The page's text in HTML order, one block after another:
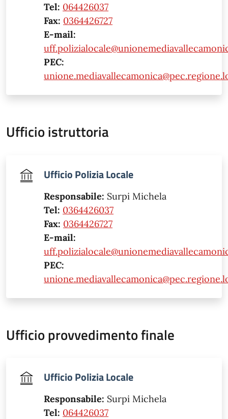
Tel: 064426037
Fax: 0364426727
E-mail:
PEC:
Ufficio istruttoria
Ufficio Polizia Locale
Responsabile: Surpi Michela
Tel: 0364426037
Fax: 0364426727
E-mail:
PEC:
Ufficio provvedimento finale
Ufficio Polizia Locale
Responsabile: Surpi Michela
Tel: 064426037